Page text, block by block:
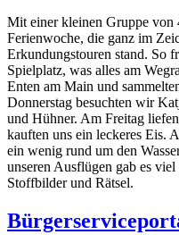
Mit einer kleinen Gruppe
Ferienwoche, die ganz im
Erkundungstouren stand. So
Spielplatz, was alles am
Enten am Main und
Donnerstag besuchten wir
und Hühner. Am Freitag
kauften uns ein leckeres Eis.
ein wenig rund um den
unseren Ausflügen gab es
Stoffbilder und Rätsel.